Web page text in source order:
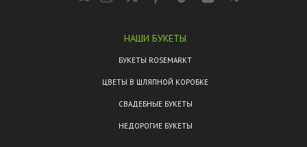
НАШИ БУКЕТЫ
БУКЕТЫ ROSEMARKT
ЦВЕТЫ В ШЛЯПНОЙ КОРОБКЕ
СВАДЕБНЫЕ БУКЕТЫ
НЕДОРОГИЕ БУКЕТЫ